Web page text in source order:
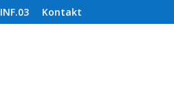
INF.03 Kontakt